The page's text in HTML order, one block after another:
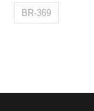
BR-369